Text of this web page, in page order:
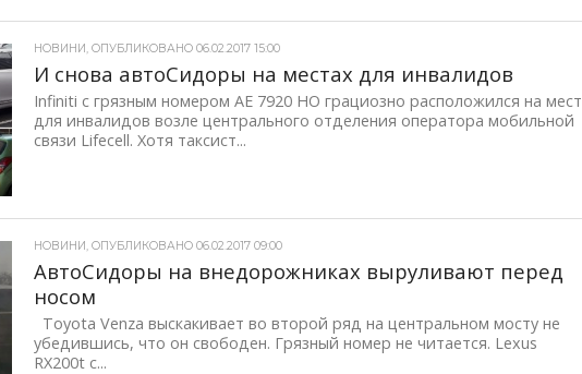
НОВИНИ, ОПУБЛИКОВАНО 06.02.2017 15:00
И снова автоСидоры на местах для инвалидов
Infiniti с грязным номером АЕ 7920 НО грациозно расположился на
для инвалидов возле центрального отделения оператора мобильной
связи Lifecell. Хотя таксист...
НОВИНИ, ОПУБЛИКОВАНО 06.02.2017 09:00
АвтоСидоры на внедорожниках выруливают перед
носом
Toyota Venza выскакивает во второй ряд на центральном мосту не
убедившись, что он свободен. Грязный номер не читается. Lexus
RX200t с...